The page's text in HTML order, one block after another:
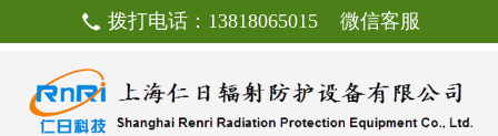
拨打电话：13818065015